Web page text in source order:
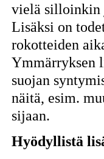
vielä silloinkin
Lisäksi on
rokotteiden
Ymmärryksen
suojan
näitä, esim.
sijaan.
Hyödyllistä